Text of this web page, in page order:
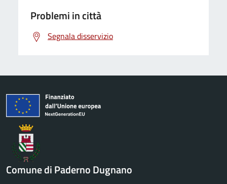
Problemi in città
Segnala disservizio
Comune di Paderno Dugnano